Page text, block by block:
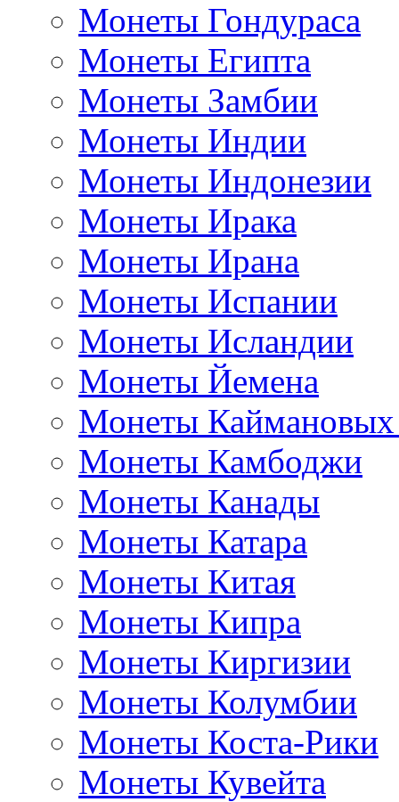
Монеты Гондураса
Монеты Египта
Монеты Замбии
Монеты Индии
Монеты Индонезии
Монеты Ирака
Монеты Ирана
Монеты Испании
Монеты Исландии
Монеты Йемена
Монеты Каймановых
Монеты Камбоджи
Монеты Канады
Монеты Катара
Монеты Китая
Монеты Кипра
Монеты Киргизии
Монеты Колумбии
Монеты Коста-Рики
Монеты Кувейта